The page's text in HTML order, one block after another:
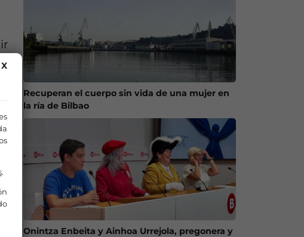
Recuperan el cuerpo sin vida de una mujer en
la ría de Bilbao
Onintza Enbeita y Ainhoa Urrejola, pregonera y
X
.